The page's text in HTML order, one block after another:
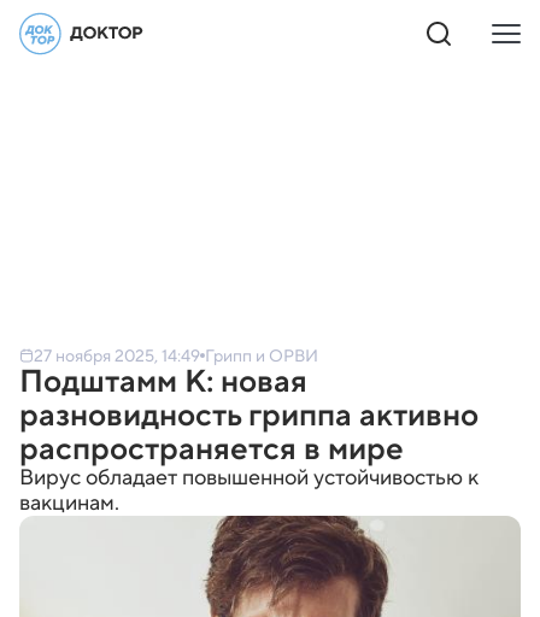
27 ноября 2025, 14:49 Грипп и ОРВИ
Подштамм K: новая
разновидность гриппа активно
распространяется в мире
Вирус обладает повышенной устойчивостью к
вакцинам.